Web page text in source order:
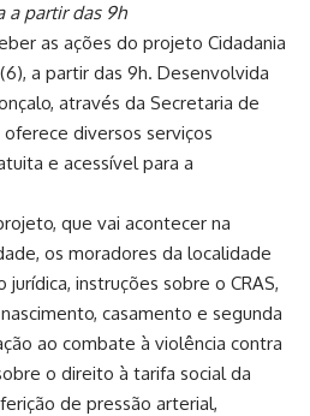
a partir das 9h
as ações do projeto Cidadania
a partir das 9h. Desenvolvida
através da Secretaria de
oferece diversos serviços
e acessível para a
que vai acontecer na
os moradores da localidade
instruções sobre o CRAS,
casamento e segunda
ao combate à violência contra
o direito à tarifa social da
de pressão arterial,